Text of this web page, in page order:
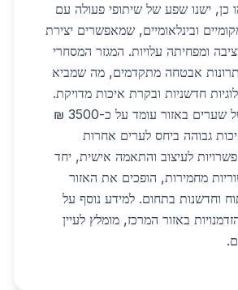
24/7. כמו כן, ישנו שפע של שיתופי פעולה עם
ובינלאומיים, שמאפשרים יצירת
ומפחיתה עלויות. המגזר המסחרי
אבטחה מתקדמים, מה שמביא
חדשניות ובקרת איכות מדויקת.
המחיר הממוצע של שערים באזור עומד על כ-3500 ₪
גבוהה ביחס לערים אחרות
לעיצוב והתאמה אישית, יחד
מחמירות, הופכים את האזור
וחדשנות בתחום. למידע נוסף על
באזור המרכז, מומלץ לעיין